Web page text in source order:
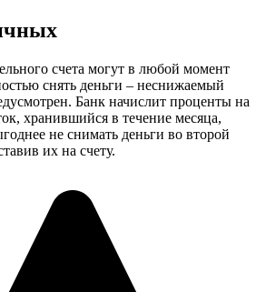
счета могут в любой момент
снять деньги – неснижаемый
Банк начислит проценты на
хранившийся в течение месяца,
не снимать деньги во второй
их на счету.